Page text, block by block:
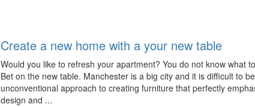
Create a new home with a your new table
Would you like to refresh your apartment? You do not know what
Bet on the new table. Manchester is a big city and it is difficult to
unconventional approach to creating furniture that perfectly
design and ...